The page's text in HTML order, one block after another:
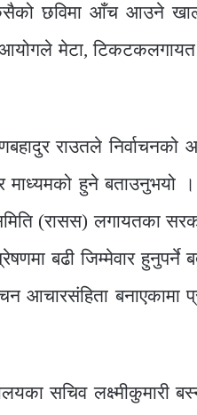
छविमा आँच आउने
आयोगले मेटा,
राउतले निर्वाचनको
माध्यमको हुने
(रासस) लगायतका
बढी जिम्मेवार
आचारसंहिता
सचिव लक्ष्मीकुमारी